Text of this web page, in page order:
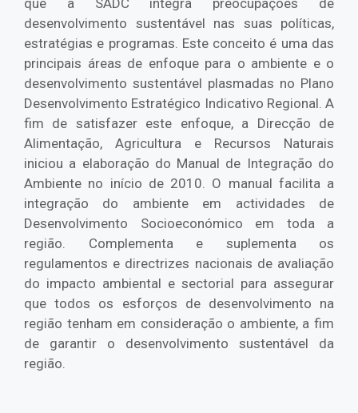
desenvolvimento sustentável nas suas políticas,
estratégias e programas. Este conceito é uma das
principais áreas de enfoque para o ambiente e o
desenvolvimento sustentável plasmadas no Plano
Desenvolvimento Estratégico Indicativo Regional. A
fim de satisfazer este enfoque, a Direcção de
Alimentação, Agricultura e Recursos Naturais
iniciou a elaboração do Manual de Integração do
Ambiente no início de 2010. O manual facilita a
integração do ambiente em actividades de
Desenvolvimento Socioeconómico em toda a
região. Complementa e suplementa os
regulamentos e directrizes nacionais de avaliação
do impacto ambiental e sectorial para assegurar
que todos os esforços de desenvolvimento na
região tenham em consideração o ambiente, a fim
de garantir o desenvolvimento sustentável da
região.